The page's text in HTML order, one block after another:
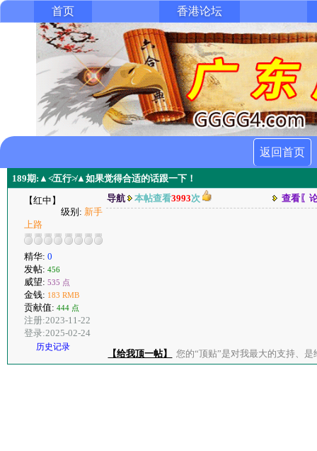
首页 香港论坛
返回首页
189期:▲≮五行≯▲如果觉得合适的话跟一下！
【红中】
级别: 新手
上路
精华: 0
发帖: 456
威望: 535 点
金钱: 183 RMB
贡献值: 444 点
注册:2023-11-22
登录:2025-02-24
历史记录
导航 本帖查看3993次 查看〖
【给我顶一帖】 您的“顶贴”是对我最大的支持、